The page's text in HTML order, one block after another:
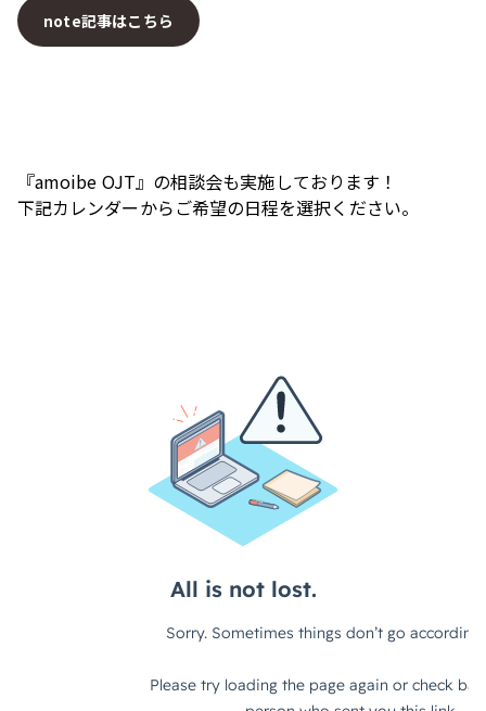
note記事はこちら
『amoibe OJT』の相談会も実施しております！
下記カレンダーからご希望の日程を選択ください。